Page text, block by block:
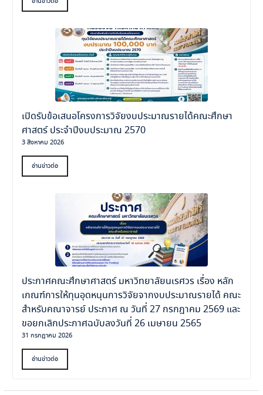
เปิดรับข้อเสนอโครงการวิจัยงบประมาณรายได้คณะศึกษา
ศาสตร์ ประจำปีงบประมาณ 2570
3 สิงหาคม 2026
อ่านข่าวต่อ
ประกาศคณะศึกษาศาสตร์ มหาวิทยาลัยนเรศวร เรื่อง หลัก
เกณฑ์การให้ทุนอุดหนุนการวิจัยจากงบประมาณรายได้ คณะ
สำหรับคณาจารย์ ประกาศ ณ วันที่ 27 กรกฎาคม 2569 และ
ขอยกเลิกประกาศฉบับลงวันที่ 26 เมษายน 2565
31 กรกฎาคม 2026
อ่านข่าวต่อ